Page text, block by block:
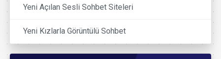
Yeni Açılan Sesli Sohbet Siteleri
Yeni Kızlarla Görüntülü Sohbet